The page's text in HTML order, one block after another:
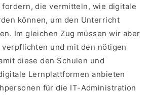
die vermitteln, wie digitale
können, um den Unterricht
Im gleichen Zug müssen wir aber
und mit den nötigen
diese den Schulen und
Lernplattformen anbieten
für die IT-Administration